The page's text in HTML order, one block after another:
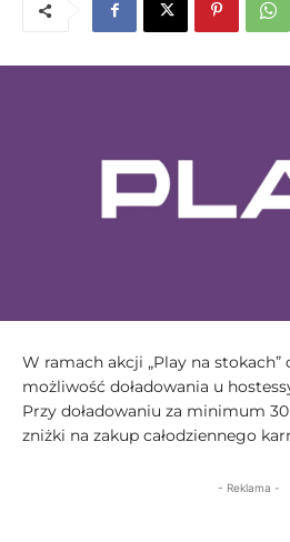
W ramach akcji „Play na stokach”
możliwość doładowania u
Przy doładowaniu za minimum
zniżki na zakup całodziennego
- Reklama -